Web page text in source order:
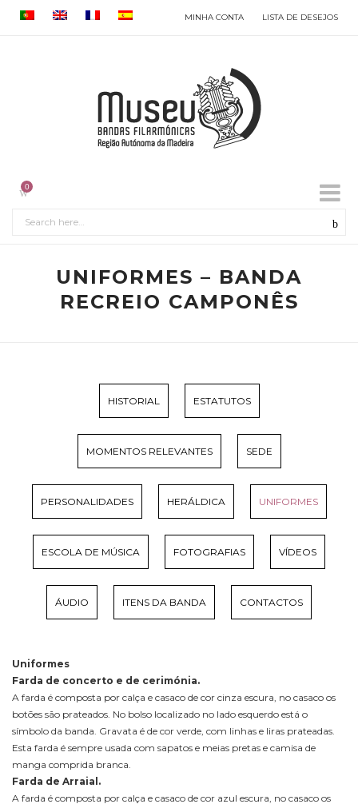
MINHA CONTA LISTA DE DESEJOS
0
UNIFORMES – BANDA
RECREIO CAMPONÊS
HISTORIAL ESTATUTOS
MOMENTOS RELEVANTES SEDE
PERSONALIDADES HERÁLDICA UNIFORMES
ESCOLA DE MÚSICA FOTOGRAFIAS VÍDEOS
ÁUDIO ITENS DA BANDA CONTACTOS
Uniformes
Farda de concerto e de cerimónia.
A farda é composta por calça e casaco de cor cinza escura, no casaco os
botões são prateados. No bolso localizado no lado esquerdo está o
símbolo da banda. Gravata é de cor verde, com linhas e liras prateadas.
Esta farda é sempre usada com sapatos e meias pretas e camisa de
manga comprida branca.
Farda de Arraial.
A farda é composta por calça e casaco de cor azul escura, no casaco os